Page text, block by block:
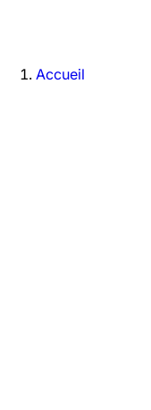
Accueil